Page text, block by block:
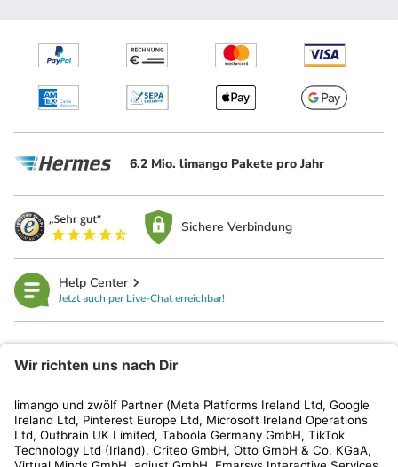
6.2 Mio. limango Pakete pro Jahr
Sichere Verbindung
Help Center
Jetzt auch per Live-Chat erreichbar!
Kundenservice